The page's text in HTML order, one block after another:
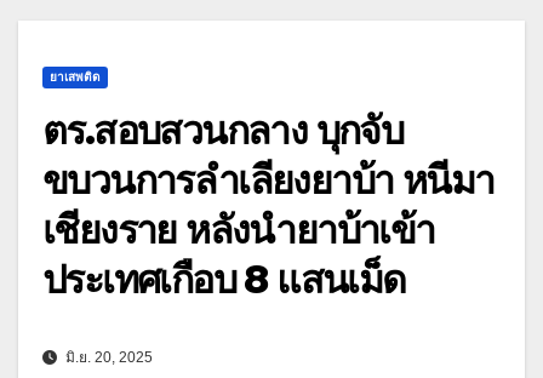
ยาเสพติด
ตร.สอบสวนกลาง บุกจับ
ขบวนการลำเลียงยาบ้า หนีมา
เชียงราย หลังนำยาบ้าเข้า
ประเทศเกือบ 8 แสนเม็ด
มิ.ย. 20, 2025